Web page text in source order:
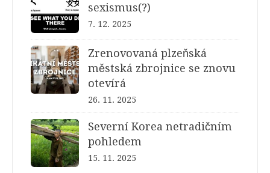
sexismus(?)
7. 12. 2025
Zrenovovaná plzeňská
městská zbrojnice se znovu
otevírá
26. 11. 2025
Severní Korea netradičním
pohledem
15. 11. 2025